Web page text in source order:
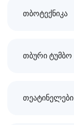
თბოტექნიკა
თბური ტუმბო
თეატინელები